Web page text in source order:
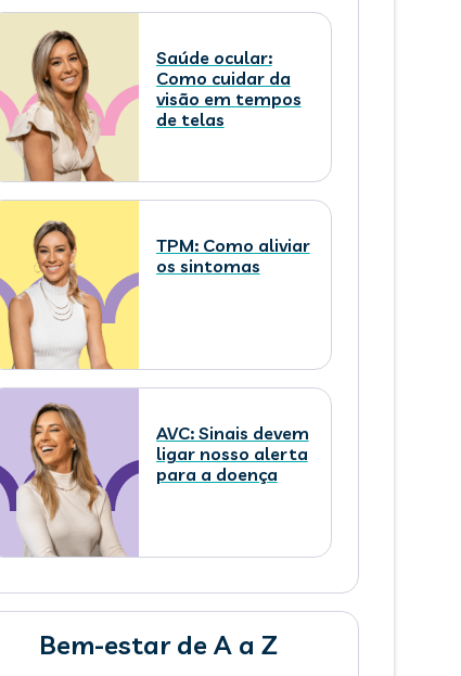
Saúde ocular:
Como cuidar da
visão em tempos
de telas
TPM: Como aliviar
os sintomas
AVC: Sinais devem
ligar nosso alerta
para a doença
Bem-estar de A a Z